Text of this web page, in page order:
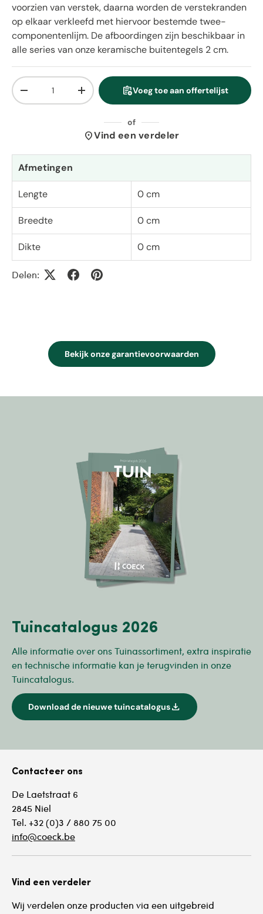
voorzien van verstek, daarna worden de verstekranden
op elkaar verkleefd met hiervoor bestemde twee-
componentenlijm. De afboordingen zijn beschikbaar in
alle series van onze keramische buitentegels 2 cm.
Aantal
Verlaag de hoeveelheidVerhoog de hoeveelheid
assignment_add Voeg toe aan offertelijst
of
location_onVind een verdeler
Afmetingen
Lengte 0 cm
Breedte 0 cm
Dikte 0 cm
Delen:
Bekijk onze garantievoorwaarden
Tuincatalogus 2026
Alle informatie over ons Tuinassortiment, extra inspiratie
en technische informatie kan je terugvinden in onze
Tuincatalogus.
Download de nieuwe tuincatalogusdownload
Contacteer ons
De Laetstraat 6
2845 Niel
Tel. +32 (0)3 / 880 75 00
info@coeck.be
Vind een verdeler
Wij verdelen onze producten via een uitgebreid